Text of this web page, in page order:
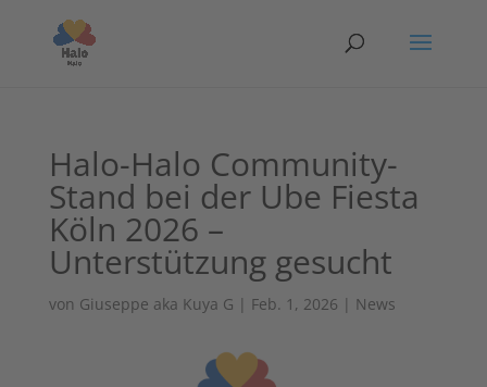
Halo-Halo Community-
Stand bei der Ube Fiesta
Köln 2026 –
Unterstützung gesucht
von Giuseppe aka Kuya G | Feb. 1, 2026 | News